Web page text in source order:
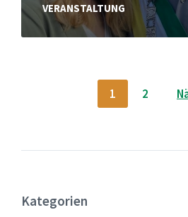
VERANSTALTUNG
Beiträge
1 2
Kategorien